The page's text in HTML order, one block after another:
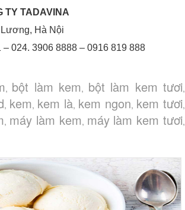
TY TADAVINA
Hà Nội
– 024. 3906 8888 – 0916 819 888
, bột làm kem, bột làm kem tươi,
, kem, kem là, kem ngon, kem tươi,
, máy làm kem, máy làm kem tươi,